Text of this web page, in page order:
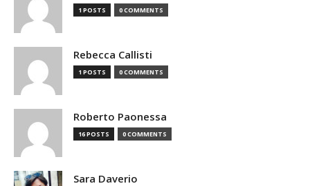
1 POSTS 0 COMMENTS
Rebecca Callisti
1 POSTS 0 COMMENTS
Roberto Paonessa
16 POSTS 0 COMMENTS
Sara Daverio